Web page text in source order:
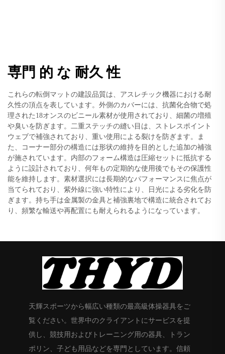
専門 的 な 耐久 性
これらの転倒マットの建設品質は、アスレチック機器における耐
久性の頂点を表しています。外側のカバーには、抗菌化合物で処
理された18オンスのビニール素材が使用されており、細菌の増殖
や臭いを防ぎます。二重ステッチの縫い目は、ストレスポイント
ウェブで補強されており、重い使用による裂けを防ぎます。ま
た、コーナー部分の構造には形状の維持を目的とした追加の補強
が施されています。内部のフォーム構造は圧縮セットに抵抗する
ように設計されており、何年もの定期的な使用後でもその保護性
能を維持します。素材選択には長期的なパフォーマンスに焦点が
当てられており、紫外線に強い特性により、日光による劣化を防
ぎます。持ち手は金属製の金具と補強裏地で構造に統合されてお
り、頻繁な輸送や再配置にも耐えられるようになっています。
天輝スポーツから幅広い種類の最高級体操器具をご
覧ください。世界中のクライアントにサービスを提
供し、競技用およびトレーニング用の器具、トラン
ポリン、子ども用品などを専門としています。信頼